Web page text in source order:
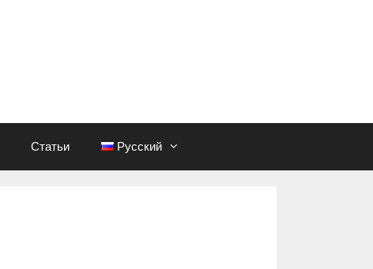
Статьи Русский